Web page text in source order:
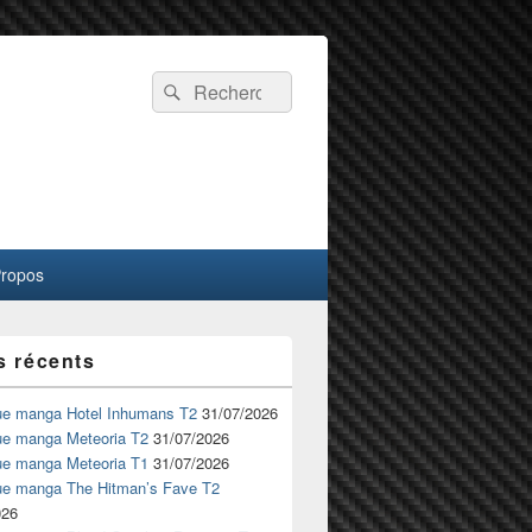
Recherche :
Rechercher
récents
manga Hotel Inhumans T2 31/07/2026
manga Meteoria T2 31/07/2026
manga Meteoria T1 31/07/2026
manga The Hitman’s Fave T2